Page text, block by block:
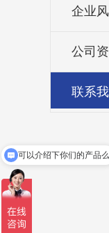
企业
公司
联系
可以介绍下你们的产品么